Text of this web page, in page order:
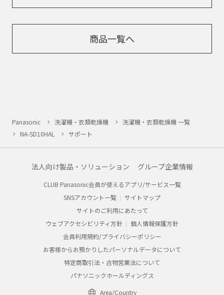
商品一覧へ
Panasonic 洗濯機・衣類乾燥機
洗濯機・衣類乾燥機 一覧
NA-SD10HAL
サポート
法人向け製品・ソリューション グループ企業情報
CLUB Panasonic会員が使えるアプリ/サービス一覧
SNSアカウント一覧
サイトマップ
サイトのご利用にあたって
ウェブアクセシビリティ方針
個人情報保護方針
会員利用規約/プライバシーポリシー
お客様からお預かりしたパーソナルデータについて
特定商取引法・古物営業法について
パナソニックホールディングス
Area/Country